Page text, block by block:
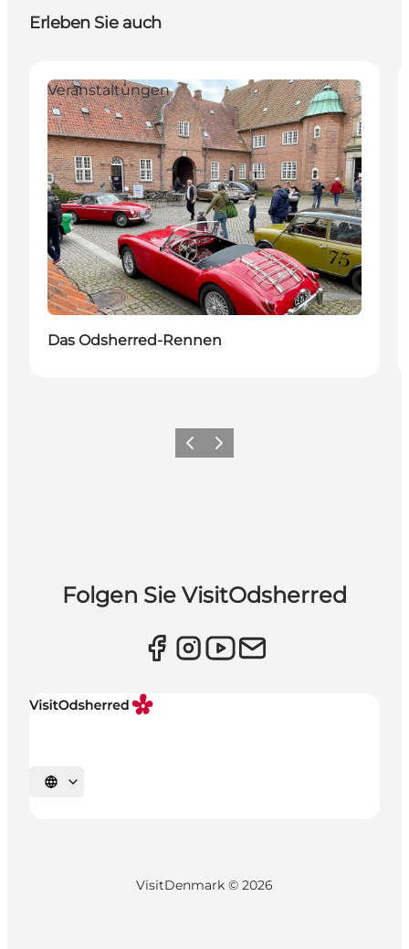
Erleben Sie auch
Veranstaltungen
Das Odsherred-Rennen
Vorherige Folie
Nächste Folie
Folgen Sie VisitOdsherred
Sprache auswählen
VisitDenmark © 2026